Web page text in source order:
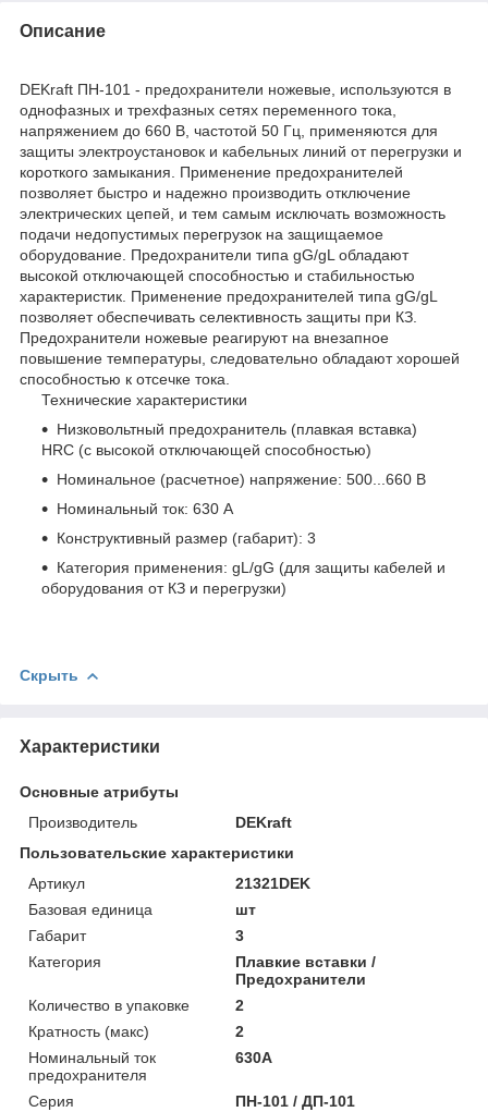
Описание
DEKraft ПН-101 - предохранители ножевые, используются в
однофазных и трехфазных сетях переменного тока,
напряжением до 660 В, частотой 50 Гц, применяются для
защиты электроустановок и кабельных линий от перегрузки и
короткого замыкания. Применение предохранителей
позволяет быстро и надежно производить отключение
электрических цепей, и тем самым исключать возможность
подачи недопустимых перегрузок на защищаемое
оборудование. Предохранители типа gG/gL обладают
высокой отключающей способностью и стабильностью
характеристик. Применение предохранителей типа gG/gL
позволяет обеспечивать селективность защиты при КЗ.
Предохранители ножевые реагируют на внезапное
повышение температуры, следовательно обладают хорошей
способностью к отсечке тока.
Технические характеристики
Низковольтный предохранитель (плавкая вставка)
HRC (с высокой отключающей способностью)
Номинальное (расчетное) напряжение: 500...660 В
Номинальный ток: 630 А
Конструктивный размер (габарит): 3
Категория применения: gL/gG (для защиты кабелей и
оборудования от КЗ и перегрузки)
Скрыть
Характеристики
Основные атрибуты
Производитель
DEKraft
Пользовательские характеристики
Артикул
21321DEK
Базовая единица
шт
Габарит
3
Категория
Плавкие вставки /
Предохранители
Количество в упаковке
2
Кратность (макс)
2
Номинальный ток
предохранителя
630А
Серия
ПН-101 / ДП-101